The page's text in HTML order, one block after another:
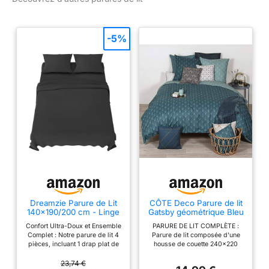
Dreamzie Parure de Lit
140x190/200 cm - Linge
Microfibre Doux - Drap
Housse 140x190/200 -
Drap Plat 2 Personnes
65x65 - Certifié Oeko
Confort Ultra-Doux et Ensemble
Complet : Notre parure de lit 4
pièces, incluant 1 drap plat de
140 x 200 cm avec élastique
23,74 €
-5%
CÔTE Deco Parure de lit
Gatsby géométrique Bleu
240x220 cm Azsy – 3
Pièces
PARURE DE LIT COMPLÈTE :
Parure de lit composée d'une
housse de couette 240x220